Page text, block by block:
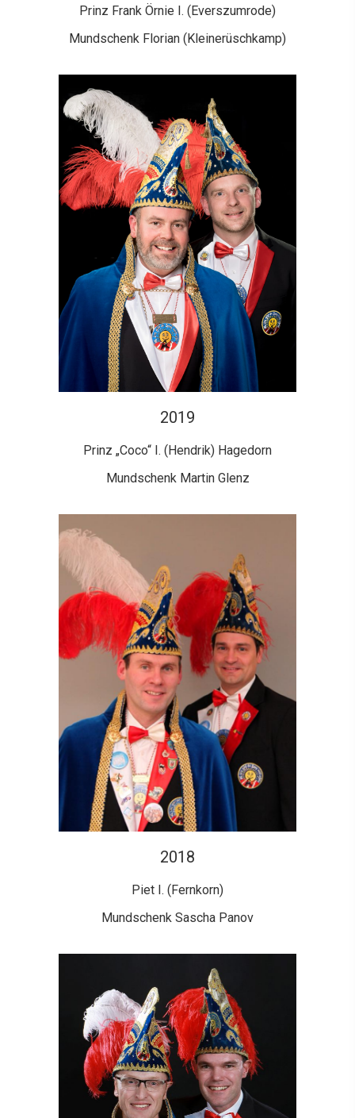
Prinz Frank Örnie I. (Everszumrode)
Mundschenk Florian (Kleinerüschkamp)
2019
Prinz „Coco“ I. (Hendrik) Hagedorn
Mundschenk Martin Glenz
2018
Piet I. (Fernkorn)
Mundschenk Sascha Panov